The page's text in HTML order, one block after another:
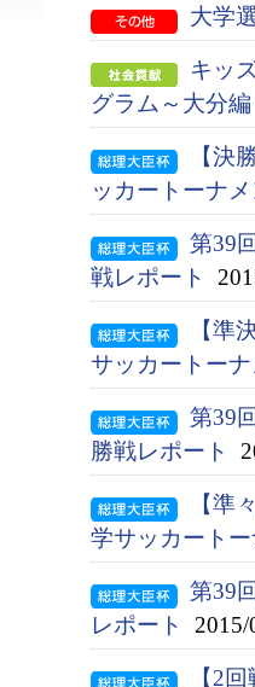
大学
キッ
グラム～大分編
【決
ッカートーナメ
第39
戦レポート
【準
サッカートーナ
第39
勝戦レポート
【準
学サッカートー
第39
レポート
2015/
【2